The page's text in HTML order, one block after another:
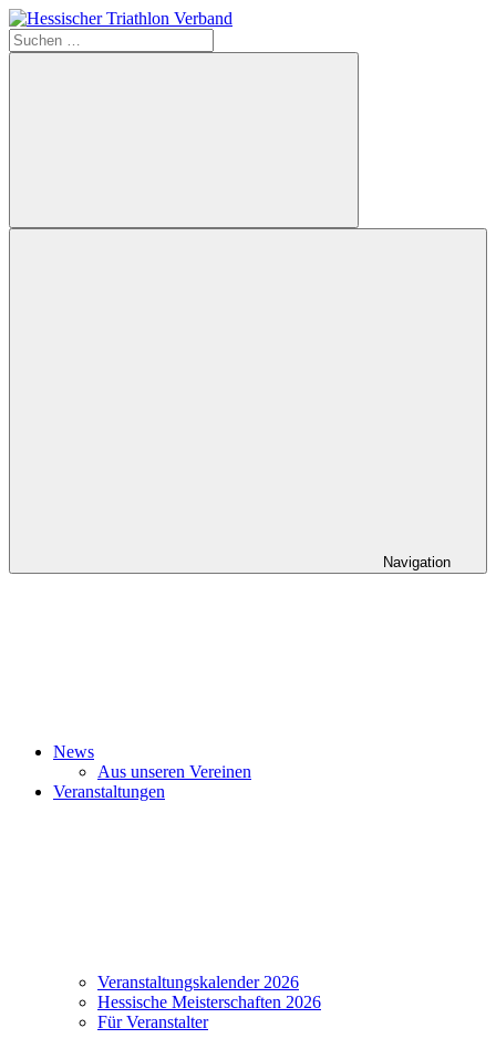
Zum
Inhalt
springen
Hessischer
Suchen
nach:
Suchen
Navigation
News
Aus unseren Vereinen
Veranstaltungen
Veranstaltungskalender 2026
Hessische Meisterschaften 2026
Für Veranstalter